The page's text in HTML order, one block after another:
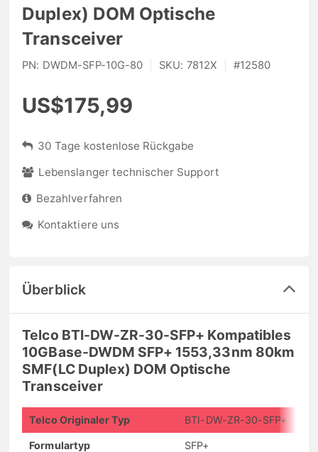
Duplex) DOM Optische
Transceiver
PN: DWDM-SFP-10G-80 SKU: 7812X #12580
US$175,99
30 Tage kostenlose Rückgabe
Lebenslanger technischer Support
Bezahlverfahren
Kontaktiere uns
Überblick
Telco BTI-DW-ZR-30-SFP+ Kompatibles
10GBase-DWDM SFP+ 1553,33nm 80km
SMF(LC Duplex) DOM Optische
Transceiver
Telco Originaler Typ BTI-DW-ZR-30-SFP+
Formulartyp SFP+